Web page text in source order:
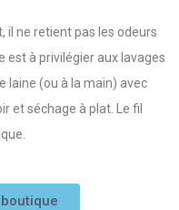
il ne retient pas les odeurs
est à privilégier aux lavages
laine (ou à la main) avec
et séchage à plat. Le fil